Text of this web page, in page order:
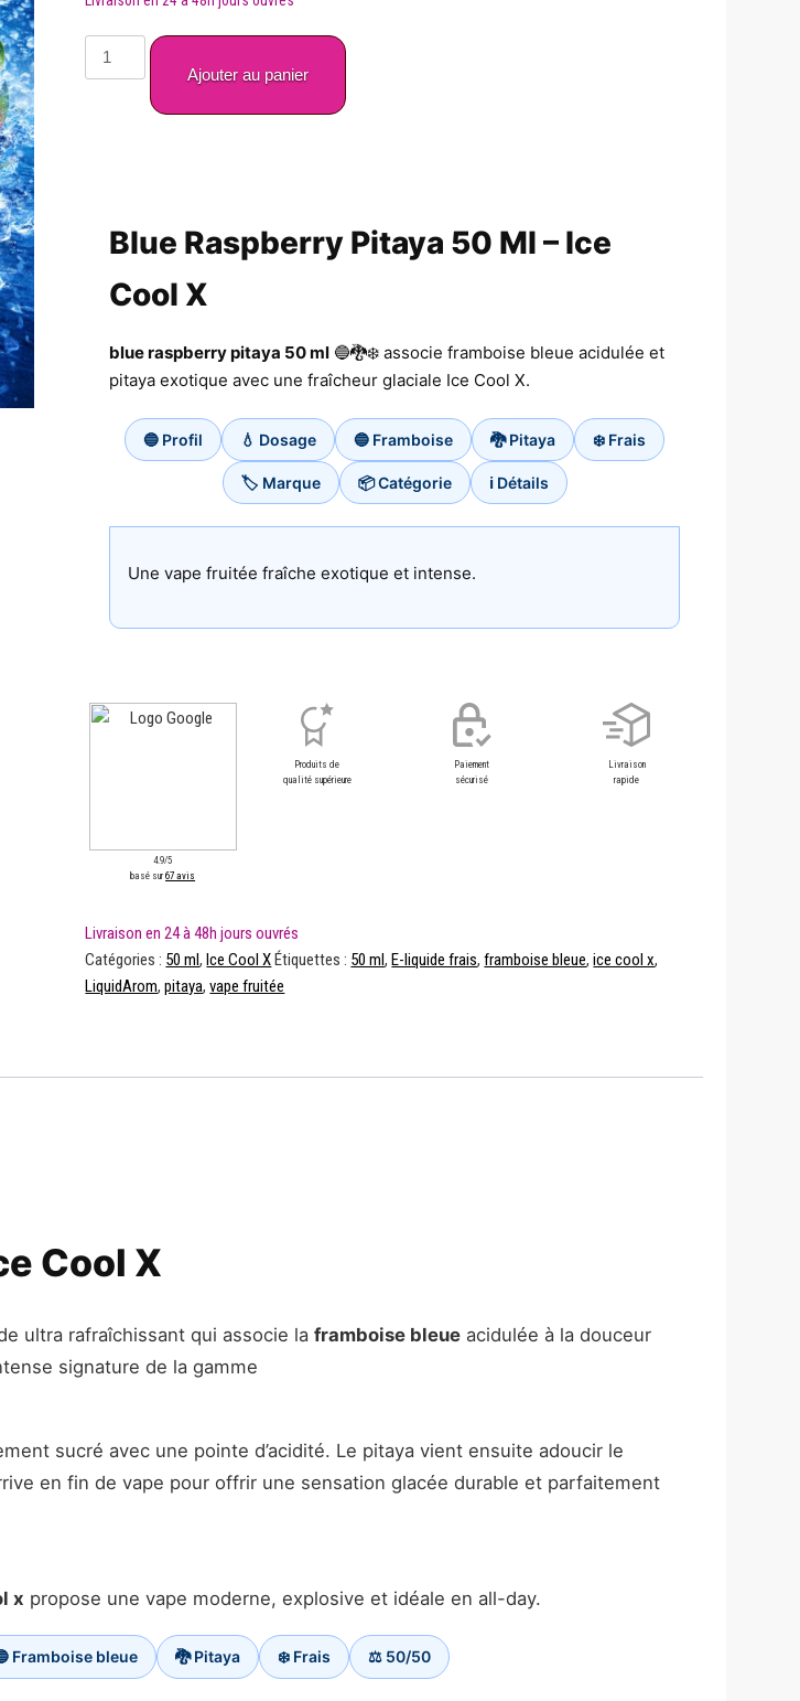
Blue Raspberry Pitaya 50 Ml – Ice
Cool X
blue raspberry pitaya 50 ml 🔵🐉❄️ associe framboise bleue acidulée et
pitaya exotique avec une fraîcheur glaciale Ice Cool X.
🔵 Profil 💧 Dosage 🔵 Framboise 🐉 Pitaya ❄️ Frais
🏷️ Marque 📦 Catégorie ℹ️ Détails
Une vape fruitée fraîche exotique et intense.
4.9/5
basé sur67 avis
Produits de
qualité supérieure
Paiement
sécurisé
Livraison
rapide
quantité
de
Cool
Ajouter au panier
Catégories : 50 ml, Ice Cool X Étiquettes : 50 ml, E-liquide frais,framboise bleue,ice cool x,
LiquidArom,pitaya,vape fruitée
Cool X
ultra rafraîchissant qui associe laframboise bleue acidulée à la douceur
signature de la gamme
sucré avec une pointe d’acidité. Le pitaya vient ensuite adoucir le
en fin de vape pour offrir une sensation glacée durable et parfaitement
x propose une vape moderne, explosive et idéale en all-day.
Framboise bleue 🐉 Pitaya ❄️ Frais ⚖️ 50/50